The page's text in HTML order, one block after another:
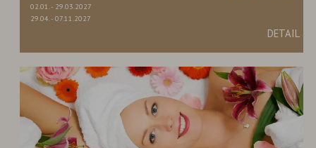
02.01.- 29.03.2027
29.04.-07.11.2027
DETAIL